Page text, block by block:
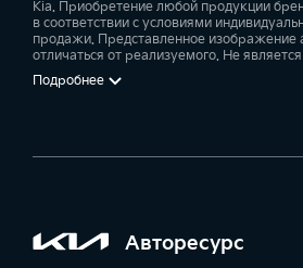
Kia. Приобретение любой продукции
в соответствии с условиями
продажи. Представленное изображение
отличаться от реализуемого. Не
Подробнее
Авторесурс